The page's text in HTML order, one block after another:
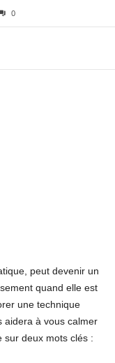
0
peut devenir un
quand elle est
une technique
aidera à vous calmer
sur deux mots clés :